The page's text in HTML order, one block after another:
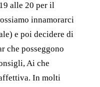
alle 20 per il
innamorarci
e poi decidere di
che posseggono
Ai che
In molti